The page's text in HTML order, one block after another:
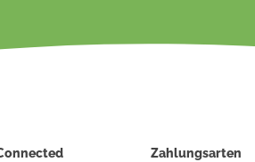
Zahlungsarten